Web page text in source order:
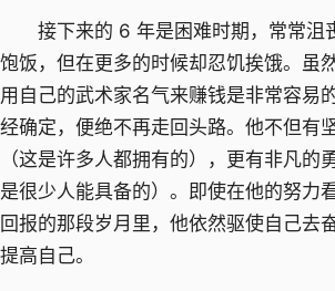
接下来的 6 年是困难时期，常常沮
饱饭，但在更多的时候却忍饥挨饿。虽
用自己的武术家名气来赚钱是非常容易
经确定，便绝不再走回头路。他不但有
（这是许多人都拥有的），更有非凡的
是很少人能具备的）。即使在他的努力
回报的那段岁月里，他依然驱使自己去
提高自己。